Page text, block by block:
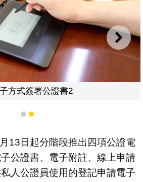
下一
方式簽署公證書2
1 2
13日起分階段推出四項公證電
公證書、電子附註、線上申請
人公證員使用的登記申請電子